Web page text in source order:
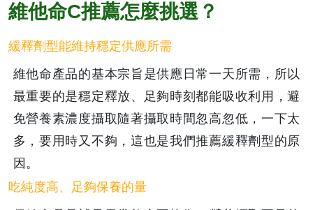
維他命C推薦怎麼挑選？
緩釋劑型能維持穩定供應所需
維他命產品的基本宗旨是供應日常一天所需，所以
最重要的是穩定釋放、足夠時刻都能吸收利用，避
免營養素濃度攝取隨著攝取時間忽高忽低，一下太
多，要用時又不夠，這也是我們推薦緩釋劑型的原
因。
吃純度高、足夠保養的量